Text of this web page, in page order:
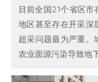
目前全国21个省区
地区甚至存在开采深
超采问题最为严重。
农业面源污染导致地